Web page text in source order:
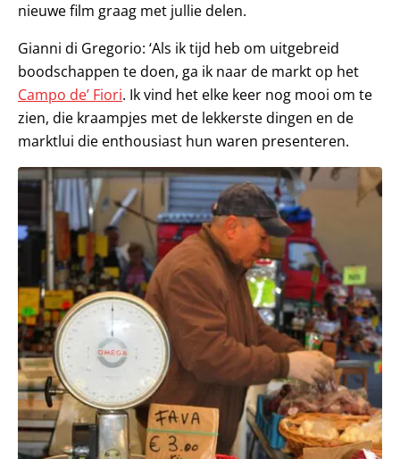
nieuwe film graag met jullie delen.
Gianni di Gregorio: ‘Als ik tijd heb om uitgebreid
boodschappen te doen, ga ik naar de markt op het
Campo de’ Fiori. Ik vind het elke keer nog mooi om te
zien, die kraampjes met de lekkerste dingen en de
marktlui die enthousiast hun waren presenteren.